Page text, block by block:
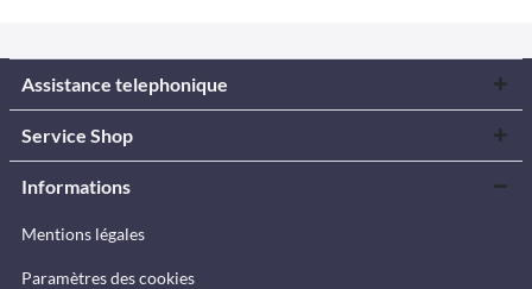
Assistance telephonique
Service Shop
Informations
Mentions légales
Paramètres des cookies